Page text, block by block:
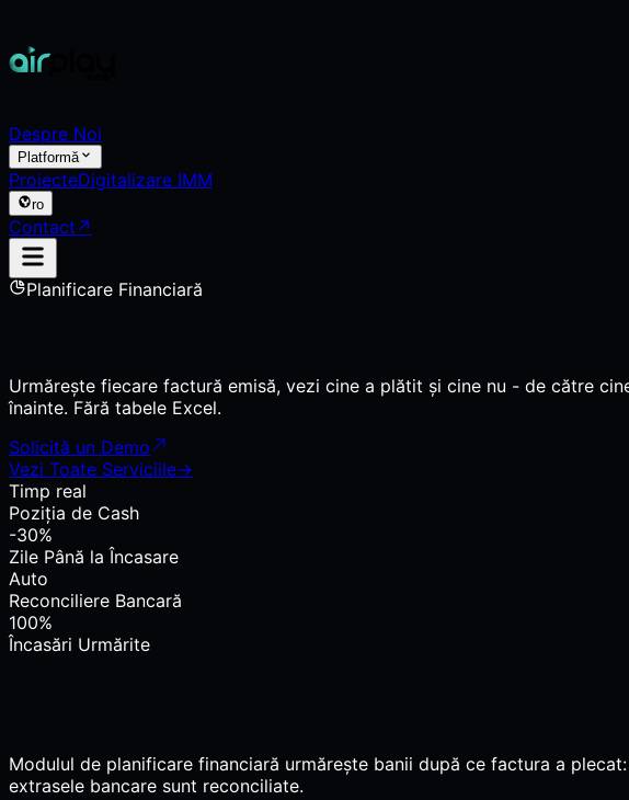
Despre Noi
Platformă
ProiecteDigitalizare IMM
ro
Contact ↗
Planificare Financiară
Urmărește fiecare factură emisă, vezi cine a plătit și cine nu - de către
înainte. Fără tabele Excel.
Solicită un Demo
Vezi Toate Serviciile→
Timp real
Poziția de Cash
-30%
Zile Până la Încasare
Auto
Reconciliere Bancară
100%
Încasări Urmărite
Modulul de planificare financiară urmărește banii după ce factura a
extrasele bancare sunt reconciliate.